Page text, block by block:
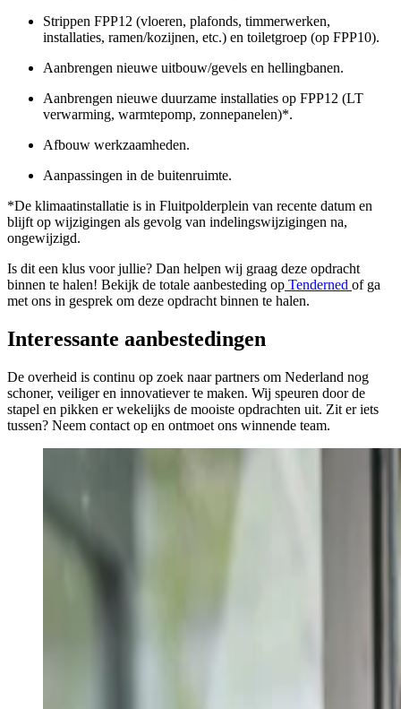
Strippen FPP12 (vloeren, plafonds, timmerwerken,
installaties, ramen/kozijnen, etc.) en toiletgroep (op FPP10).
Aanbrengen nieuwe uitbouw/gevels en hellingbanen.
Aanbrengen nieuwe duurzame installaties op FPP12 (LT
verwarming, warmtepomp, zonnepanelen)*.
Afbouw werkzaamheden.
Aanpassingen in de buitenruimte.
*De klimaatinstallatie is in Fluitpolderplein van recente datum en
blijft op wijzigingen als gevolg van indelingswijzigingen na,
ongewijzigd.
Is dit een klus voor jullie? Dan helpen wij graag deze opdracht
binnen te halen! Bekijk de totale aanbesteding op Tenderned of ga
met ons in gesprek om deze opdracht binnen te halen.
Interessante aanbestedingen
De overheid is continu op zoek naar partners om Nederland nog
schoner, veiliger en innovatiever te maken. Wij speuren door de
stapel en pikken er wekelijks de mooiste opdrachten uit. Zit er iets
tussen? Neem contact op en ontmoet ons winnende team.